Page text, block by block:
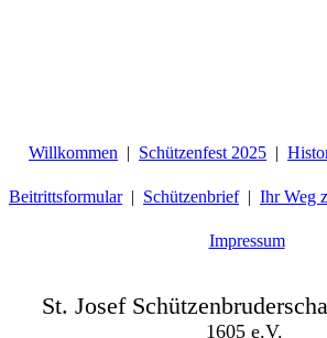
Willkommen Schützenfest 2025
Beitrittsformular Schützenbrief Ihr Weg
Impressum
St. Josef
1605 e.V.